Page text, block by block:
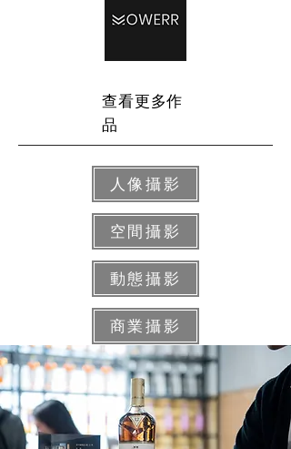
查看更多作
品
人像攝影
空間攝影
動態攝影
商業攝影